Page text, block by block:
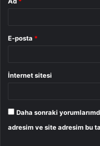
E-posta *
İnternet sitesi
Daha sonraki
adresim ve site adresim bu